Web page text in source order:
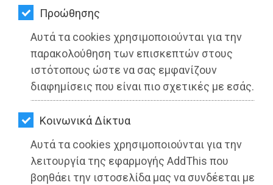
Προώθησης
Αυτά τα cookies χρησιμοποιούνται για την
παρακολούθηση των επισκεπτών στους
ιστότοπους ώστε να σας εμφανίζουν
διαφημίσεις που είναι πιο σχετικές με εσάς.
Kοινωνικά Δίκτυα
Αυτά τα cookies χρησιμοποιούνται για την
λειτουργία της εφαρμογής AddThis που
βοηθάει την ιστοσελίδα μας να συνδέεται με
ΑΓΓΕΛΙΕΣ
ΕΦΗΜΕΡΙΔΕΣ
OΔΗΓΟΣ
ΑΓΟΡΑΣ
ΨΙΘΥΡΟΙ
ΑΠΟΣΤΟΛΗ
ΑΡΘΡΩΝ
ΚΟΙΝΟΤΗΤΑ ΒΑΡΝΑΒΑ: Βολεύει τούς
αρμόδιους να δηλώνουν
ΔΟΛΙΟΦΘΟΡΑ, κουκουλώνοντας τις
ευθύνες τους!!!!
Διαβάστηκε 3579 φορές
27-05-2025
Από τo Dimotisnews